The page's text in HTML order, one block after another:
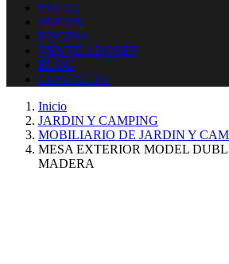
INICIO
JARDIN
PISCINA
VENTILADORES
BLOG
CONTACTO
Inicio
JARDIN Y CAMPING
MOBILIARIO DE JARDIN Y
MESA EXTERIOR MODEL
MADERA